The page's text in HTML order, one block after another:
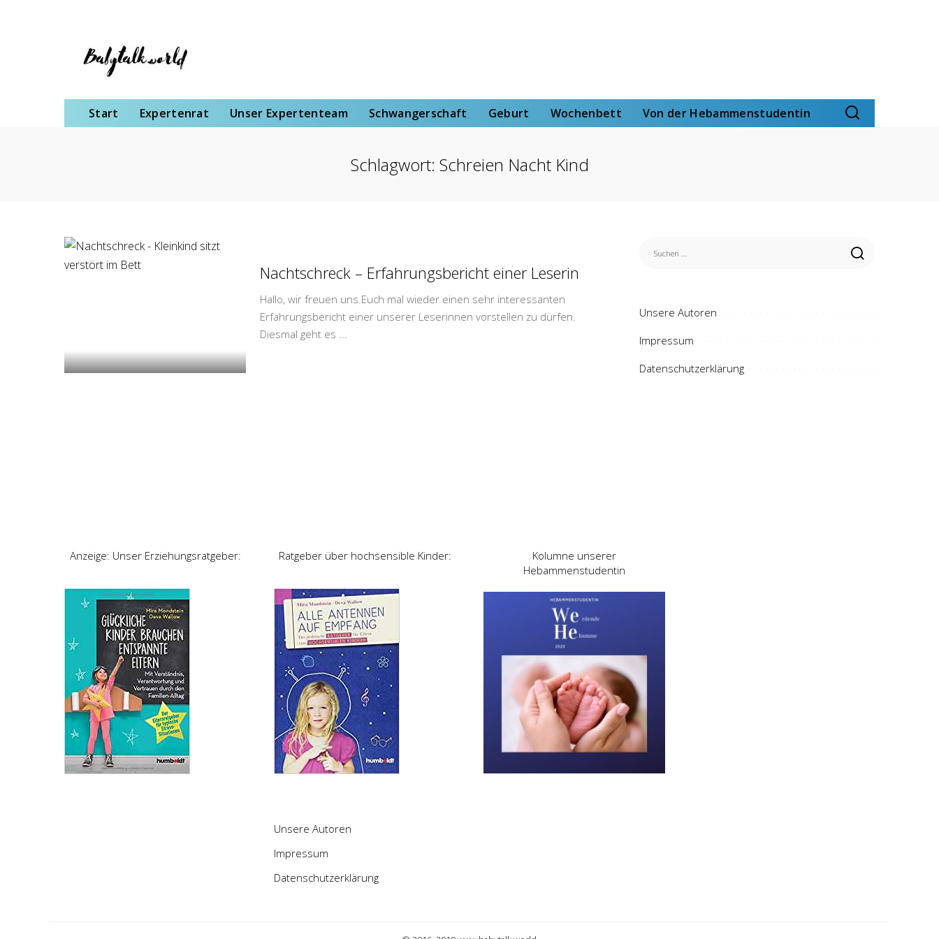
Start Expertenrat Unser Expertenteam Schwangerschaft Geburt Wochenbett Von der Hebammenstudentin
Schlagwort: Schreien Nacht Kind
Nachtschreck – Erfahrungsbericht einer Leserin
Hallo, wir freuen uns Euch mal wieder einen sehr interessanten
Erfahrungsbericht einer unserer Leserinnen vorstellen zu dürfen.
Diesmal geht es ...
Unsere Autoren
Impressum
Datenschutzerklärung
Anzeige: Unser Erziehungsratgeber: Ratgeber über hochsensible Kinder:
Unsere Autoren
Impressum
Datenschutzerklärung
Kolumne unserer
Hebammenstudentin